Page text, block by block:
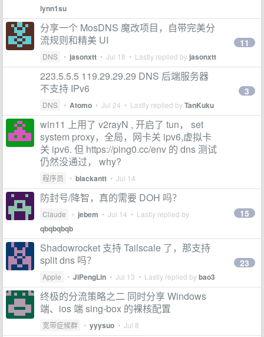
lynn1su
分享一个 MosDNS 魔改项目，自带完美分
流规则和精美 UI
DNS • jasonxtt • Jul 18 • Lastly replied by jasonxtt
11
223.5.5.5 119.29.29.29 DNS 后端服务器
不支持 IPv6
DNS • Atomo • Jul 24 • Lastly replied byTanKuku
3
win11 上用了 v2rayN , 开启了 tun， set
system proxy，全局，网卡关 ipv6,虚拟卡
关 ipv6. 但 https://ping0.cc/env 的 dns 测试
仍然没通过， why?
程序员 • blackantt • Jul 14
防封号/降智，真的需要 DOH 吗？
Claude • jebem • Jul 14 • Lastly replied by
qbqbqbqb
15
Shadowrocket 支持 Tailscale 了，那支持
split dns 吗？
Apple • JiPengLin • Jul 13 • Lastly replied bybao3
23
终极的分流策略之二 同时分享 Windows
端、ios 端 sing-box 的裸核配置
宽带症候群 • yyysuo • Jul 8